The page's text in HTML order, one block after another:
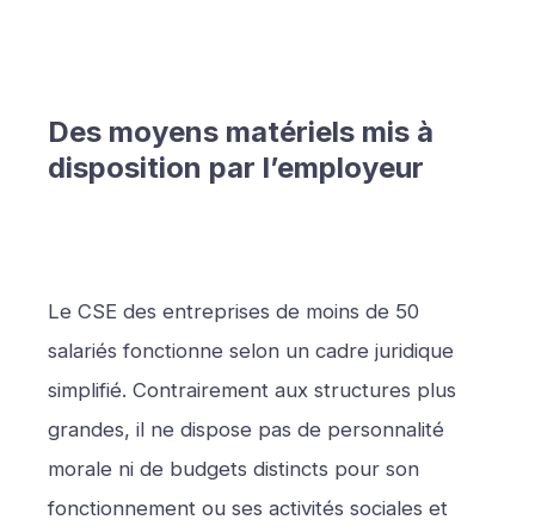
Des moyens matériels mis à
disposition par l’employeur
Le CSE des entreprises de moins de 50
salariés fonctionne selon un cadre juridique
simplifié. Contrairement aux structures plus
grandes, il ne dispose pas de personnalité
morale ni de budgets distincts pour son
fonctionnement ou ses activités sociales et